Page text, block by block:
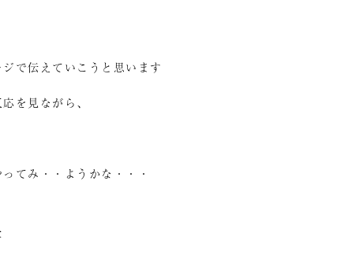
で伝えていこうと思います
を見ながら、
てみ・・ようかな・・・